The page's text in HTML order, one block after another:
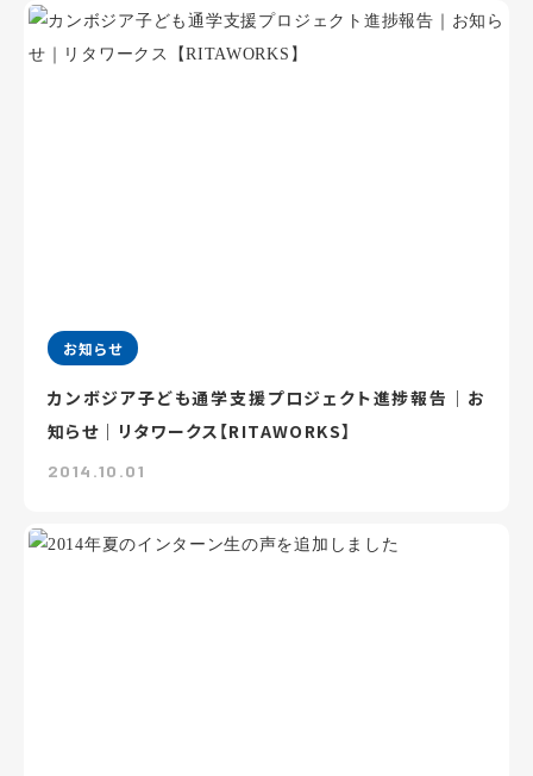
お知らせ
カンボジア子ども通学支援プロジェクト進捗報告｜お
知らせ｜リタワークス【RITAWORKS】
2014.10.01